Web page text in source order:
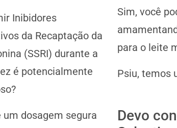
Inibidores
da Recaptação da
(SSRI) durante a
é potencialmente
um dosagem segura
Sim, você
para o leite
Psiu, temos
Devo